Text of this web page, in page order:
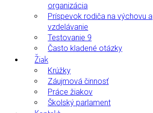
organizácia
Príspevok rodiča na výchovu a
vzdelávanie
Testovanie 9
Často kladené otázky
Žiak
Krúžky
Záujmová činnosť
Práce žiakov
Školský parlament